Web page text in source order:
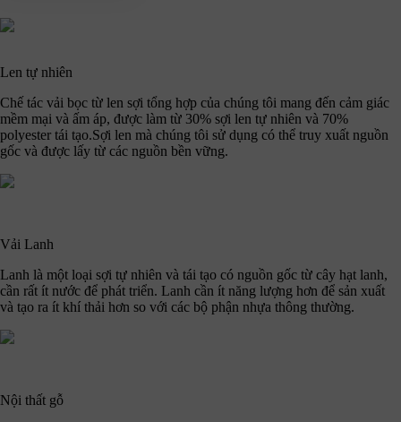
Len tự nhiên
Chế tác vải bọc từ len sợi tổng hợp của chúng tôi mang đến cảm giác
mềm mại và ấm áp, được làm từ 30% sợi len tự nhiên và 70%
polyester tái tạo.Sợi len mà chúng tôi sử dụng có thể truy xuất nguồn
gốc và được lấy từ các nguồn bền vững.
Vải Lanh
Lanh là một loại sợi tự nhiên và tái tạo có nguồn gốc từ cây hạt lanh,
cần rất ít nước để phát triển. Lanh cần ít năng lượng hơn để sản xuất
và tạo ra ít khí thải hơn so với các bộ phận nhựa thông thường.
Nội thất gỗ